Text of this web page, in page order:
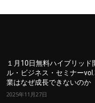
１月10日無料ハイブリッド
ル・ビジネス・セミナー
業はなぜ成長できないのか
2025年11月27日